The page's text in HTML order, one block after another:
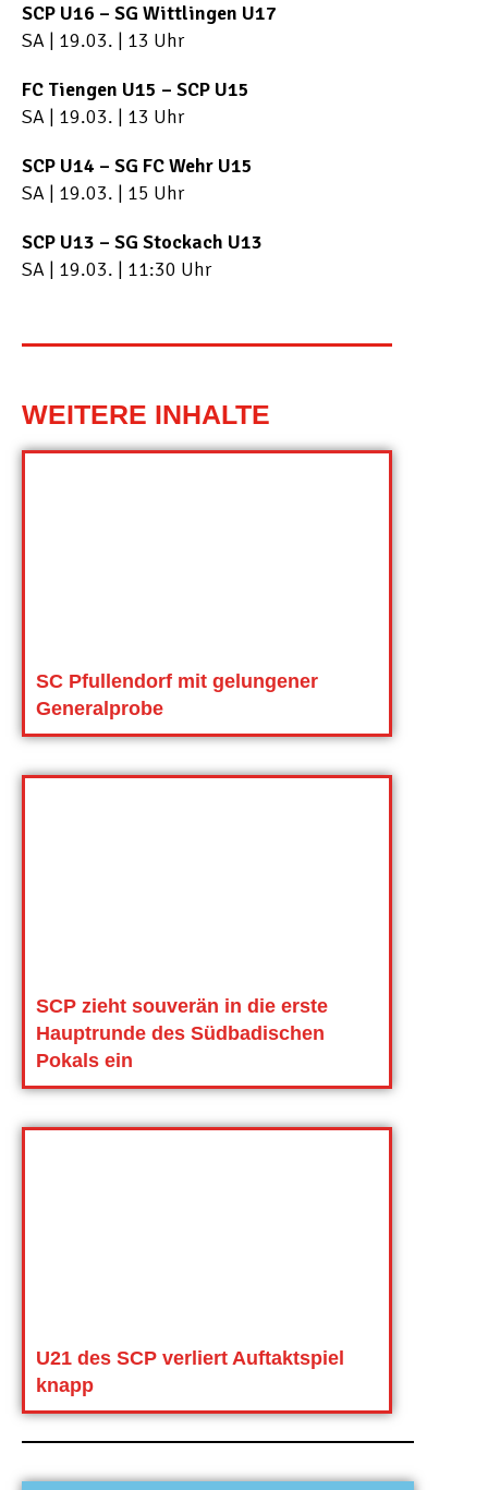
SCP U16 – SG Wittlingen U17
SA | 19.03. | 13 Uhr
FC Tiengen U15 – SCP U15
SA | 19.03. | 13 Uhr
SCP U14 – SG FC Wehr U15
SA | 19.03. | 15 Uhr
SCP U13 – SG Stockach U13
SA | 19.03. | 11:30 Uhr
WEITERE INHALTE
SC Pfullendorf mit gelungener
Generalprobe
SCP zieht souverän in die erste
Hauptrunde des Südbadischen
Pokals ein
U21 des SCP verliert Auftaktspiel
knapp